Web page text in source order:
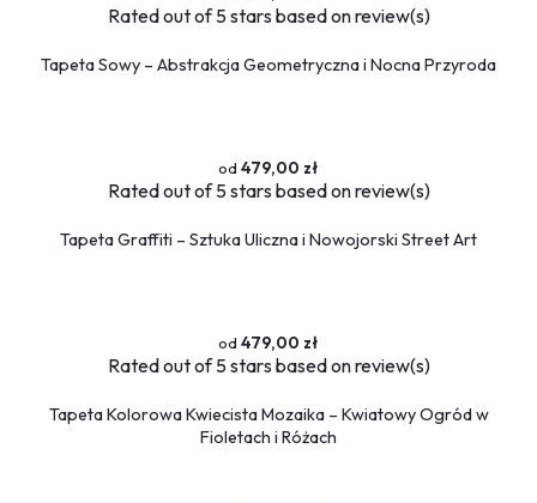
Ratedout of 5 stars based onreview(s)
Tapeta Sowy – Abstrakcja Geometryczna i Nocna Przyroda
479,00 zł
Ratedout of 5 stars based onreview(s)
Tapeta Graffiti – Sztuka Uliczna i Nowojorski Street Art
479,00 zł
Ratedout of 5 stars based onreview(s)
Tapeta Kolorowa Kwiecista Mozaika – Kwiatowy Ogród w
Fioletach i Różach